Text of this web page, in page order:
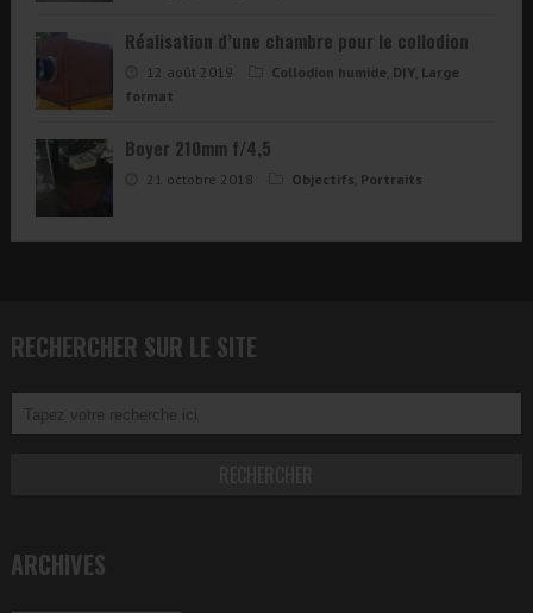
Réalisation d’une chambre pour le collodion
12 août 2019 Collodion humide DIY, Large
format
Boyer 210mm f/4,5
21 octobre 2018 Objectifs Portraits
RECHERCHER SUR LE SITE
ARCHIVES